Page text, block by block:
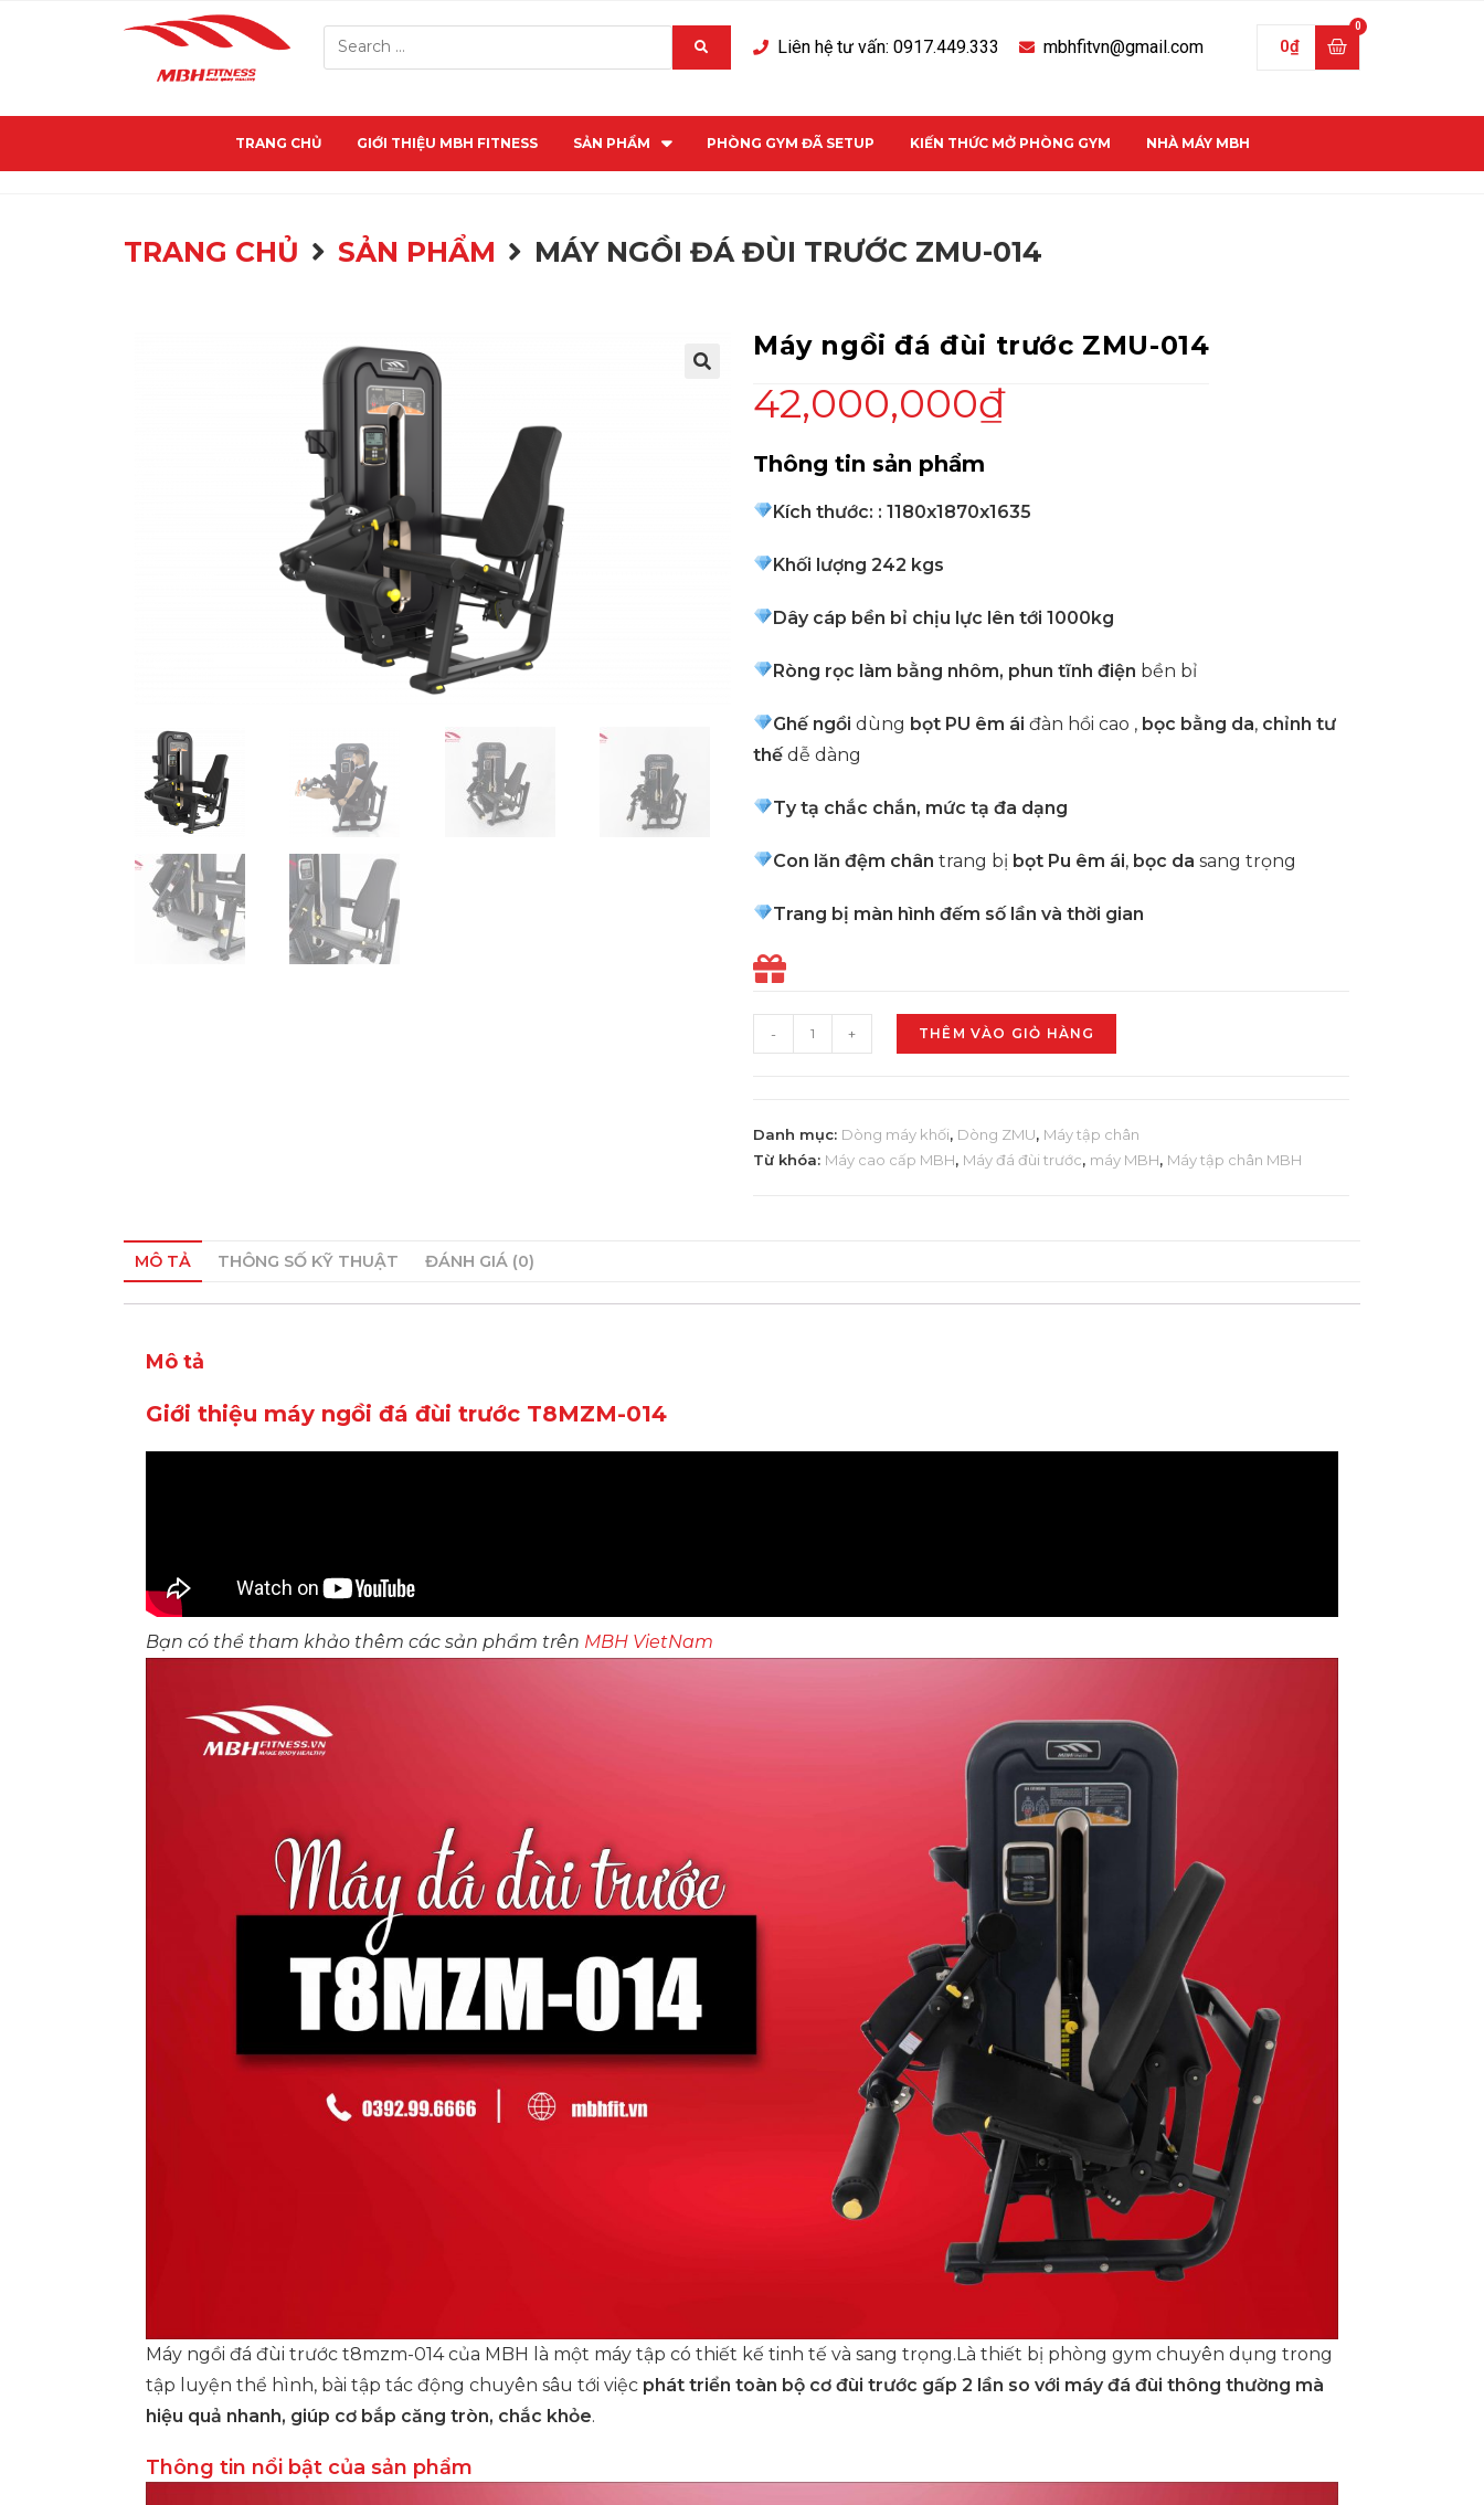
Liên hệ tư vấn: 0917.449.333 mbhfitvn@gmail.com 0₫
TRANG CHỦ GIỚI THIỆU MBH FITNESS SẢN PHẨM PHÒNG GYM ĐÃ SETUP KIẾN THỨC MỞ PHÒNG GYM NHÀ MÁY MBH
TRANG CHỦ SẢN PHẨM MÁY NGỒI ĐÁ ĐÙI TRƯỚC ZMU-014
Máy ngồi đá đùi trước ZMU-014
42,000,000₫
Thông tin sản phẩm
Kích thước: : 1180x1870x1635
Khối lượng 242 kgs
Dây cáp bền bỉ chịu lực lên tới 1000kg
Ròng rọc làm bằng nhôm, phun tĩnh điện bền bỉ
Ghế ngồi dùng bọt PU êm ái đàn hồi cao , bọc bằng da, chỉnh tư
thếdễ dàng
Ty tạ chắc chắn, mức tạ đa dạng
Con lăn đệm chân trang bị bọt Pu êm ái, bọc da sang trọng
Trang bị màn hình đếm số lần và thời gian
- + THÊM VÀO GIỎ HÀNG
Danh mục: Dòng máy khối, Dòng ZMU, Máy tập chân
Từ khóa: Máy cao cấp MBH, Máy đá đùi trước, máy MBH, Máy tập chân MBH
MÔ TẢ THÔNG SỐ KỸ THUẬT ĐÁNH GIÁ (0)
Mô tả
Giới thiệu máy ngồi đá đùi trước T8MZM-014
Bạn có thể tham khảo thêm các sản phẩm trên MBH VietNam
Máy ngồi đá đùi trước t8mzm-014 của MBH là một máy tập có thiết kế tinh tế và sang trọng.Là thiết bị phòng gym chuyên dụng trong
tập luyện thể hình, bài tập tác động chuyên sâu tới việc phát triển toàn bộ cơ đùi trước gấp 2 lần so với máy đá đùi thông thường mà
hiệu quả nhanh, giúp cơ bắp căng tròn, chắc khỏe.
Thông tin nổi bật của sản phẩm